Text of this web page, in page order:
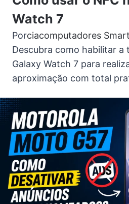
Watch 7
Porciacomputadores
Descubra como habilitar a
Galaxy Watch 7 para
aproximação com total